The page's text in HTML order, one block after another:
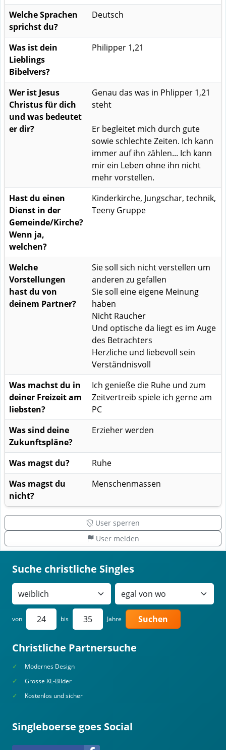
Welche Sprachen
sprichst du?
Deutsch
Was ist dein
Lieblings
Bibelvers?
Philipper 1,21
Wer ist Jesus
Christus für dich
und was bedeutet
er dir?
Genau das was in Phlipper 1,21
steht
Er begleitet mich durch gute
sowie schlechte Zeiten. Ich kann
immer auf ihn zählen... Ich kann
mir ein Leben ohne ihn nicht
mehr vorstellen.
Hast du einen
Dienst in der
Gemeinde/Kirche?
Wenn ja,
welchen?
Kinderkirche, Jungschar, technik,
Teeny Gruppe
Welche
Vorstellungen
hast du von
deinem Partner?
Sie soll sich nicht verstellen um
anderen zu gefallen
Sie soll eine eigene Meinung
haben
Nicht Raucher
Und optische da liegt es im Auge
des Betrachters
Herzliche und liebevoll sein
Verständnisvoll
Was machst du in
deiner Freizeit am
liebsten?
Ich genieße die Ruhe und zum
Zeitvertreib spiele ich gerne am
PC
Was sind deine
Zukunftspläne?
Erzieher werden
Was magst du?
Ruhe
Was magst du
nicht?
Menschenmassen
User sperren
User melden
Suche christliche Singles
von bis Jahre Suchen
Christliche Partnersuche
Modernes Design
Grosse XL-Bilder
Kostenlos und sicher
Singleboerse goes Social